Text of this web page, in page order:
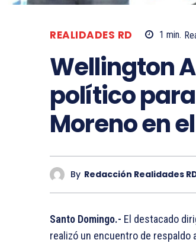
REALIDADES RD 1 min.
Wellington
político
Moreno en
By Redacción Realidades
Santo Domingo.- El destacado
realizó un encuentro de respaldo